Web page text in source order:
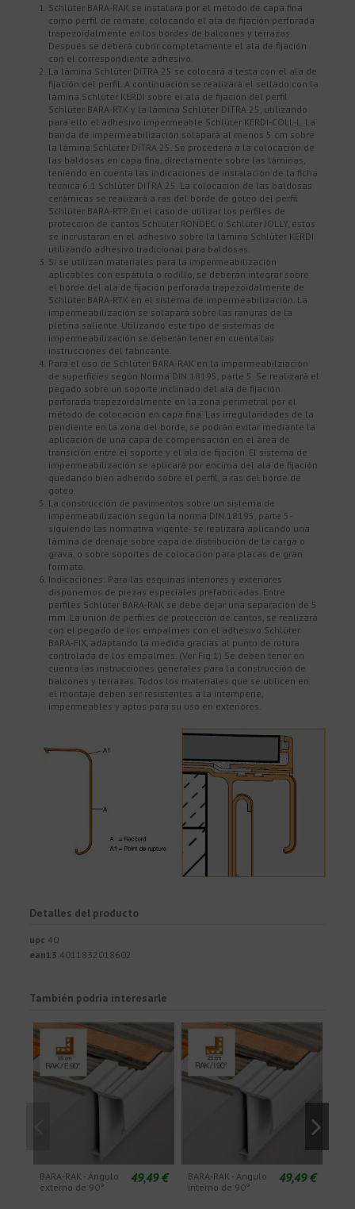
Schlüter BARA-RAK se instalara por el método de capa fina
como perfil de remate, colocando el ala de fijación perforada
trapezoidalmente en los bordes de balcones y terrazas.
Después se deberá cubrir completamente el ala de fijación
con el correspondiente adhesivo.
La lámina Schlüter DITRA 25 se colocará a testa con el ala de
fijación del perfil. A continuación se realizará el sellado con la
lámina Schlüter KERDI sobre el ala de fijación del perfil
Schlüter BARA-RTK y la lámina Schlüter DITRA 25, utilizando
para ello el adhesivo impermeable Schlüter KERDI-COLL-L. La
banda de impermeabilización solapará al menos 5 cm sobre
la lámina Schlüter DITRA 25. Se procederá a la colocación de
las baldosas en capa fina, directamente sobre las láminas,
teniendo en cuenta las indicaciones de instalación de la ficha
técnica 6.1 Schlüter DITRA 25. La colocación de las baldosas
cerámicas se realizará a ras del borde de goteo del perfil
Schlüter BARA-RTP. En el caso de utilizar los perfiles de
protección de cantos Schlüter RONDEC o Schlüter JOLLY, éstos
se incrustarán en el adhesivo sobre la lámina Schlüter KERDI
utilizando adhesivo tradicional para baldosas.
Si se utilizan materiales para la impermeabilización
aplicables con espátula o rodillo, se deberán integrar sobre
el borde del ala de fijación perforada trapezoidalmente de
Schlüter BARA-RTK en el sistema de impermeabilización. La
impermeabilización se solapará sobre las ranuras de la
pletina saliente. Utilizando este tipo de sistemas de
impermeabilización se deberán tener en cuenta las
instrucciones del fabricante.
Para el uso de Schlüter BARA-RAK en la impermeabilziación
de superficies según Norma DIN 18195, parte 5. Se realizará el
pegado sobre un soporte inclinado del ala de fijación
perforada trapezoidalmente en la zona perimetral por el
método de colocación en capa fina. Las irregularidades de la
pendiente en la zona del borde, se podrán evitar mediante la
aplicación de una capa de compensación en el área de
transición entre el soporte y el ala de fijación. El sistema de
impermeabilización se aplicará por encima del ala de fijación
quedando bien adherido sobre el perfil, a ras del borde de
goteo.
La construcción de pavimentos sobre un sistema de
impermeabilización según la norma DIN 18195, parte 5-
siguiendo las normativa vigente- se realizará aplicando una
lámina de drenaje sobre capa de distribución de la carga o
grava, o sobre soportes de colocación para placas de gran
formato.
Indicaciones: Para las esquinas interiores y exteriores
disponemos de piezas especiales prefabricadas. Entre
perfiles Schlüter BARA-RAK se debe dejar una separación de 5
mm. La unión de perfiles de protección de cantos, se realizará
con el pegado de los empalmes con el adhesivo Schlüter
BARA-FIX, adaptando la medida gracias al punto de rotura
controlada de los empalmes. (Ver Fig.1) Se deben tener en
cuenta las instrucciones generales para la construcción de
balcones y terrazas. Todos los materiales que se utilicen en
el montaje deben ser resistentes a la intemperie,
impermeables y aptos para su uso en exteriores.
Detalles del producto
upc 40
ean13 4011832018602
También podría interesarle
BARA-RAK - Ángulo
externo de 90°
49,49 €
BARA-RAK - Ángulo
interno de 90°
49,49 €